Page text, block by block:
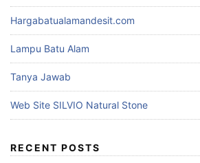
Hargabatualamandesit.com
Lampu Batu Alam
Tanya Jawab
Web Site SILVIO Natural Stone
RECENT POSTS